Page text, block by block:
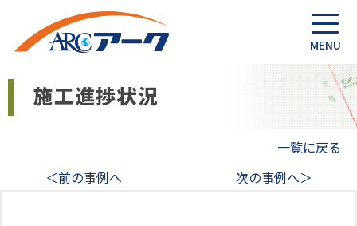
一覧に戻る
＜前の事例へ
次の事例へ＞